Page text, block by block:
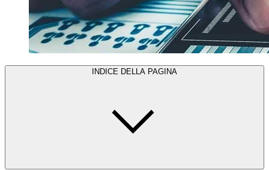
INDICE DELLA PAGINA